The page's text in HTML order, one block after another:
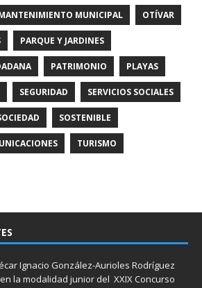
MUNICIPAL OTÍVAR
PARQUE Y JARDINES
PATRIMONIO PLAYAS
SEGURIDAD SERVICIOS SOCIALES
SOSTENIBLE
TURISMO
Ignacio González-Aurioles Rodríguez
la modalidad junior del XXIX Concurso